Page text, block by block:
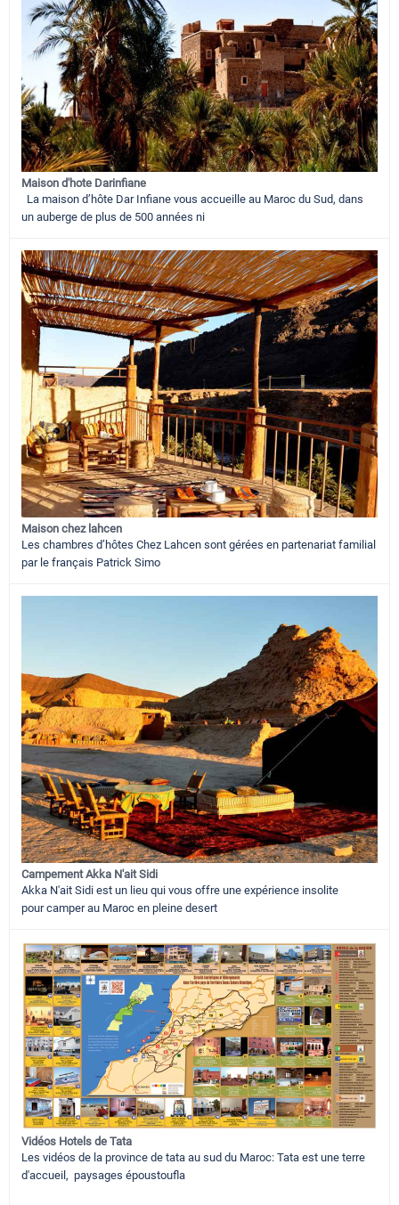
Maison d'hote Darinfiane
La maison d’hôte Dar Infiane vous accueille au Maroc du Sud, dans
un auberge de plus de 500 années ni
Maison chez lahcen
Les chambres d’hôtes Chez Lahcen sont gérées en partenariat familial
par le français Patrick Simo
Campement Akka N'ait Sidi
Akka N'ait Sidi est un lieu qui vous offre une expérience insolite
pour camper au Maroc en pleine desert
Vidéos Hotels de Tata
Les vidéos de la province de tata au sud du Maroc: Tata est une terre
d'accueil, paysages époustoufla